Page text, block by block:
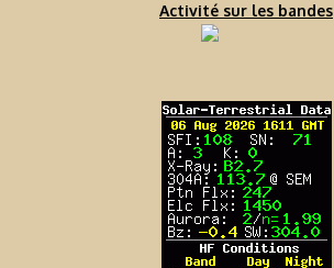
Activité sur les bandes